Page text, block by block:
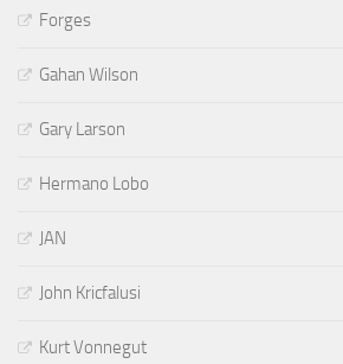
Forges
Gahan Wilson
Gary Larson
Hermano Lobo
JAN
John Kricfalusi
Kurt Vonnegut